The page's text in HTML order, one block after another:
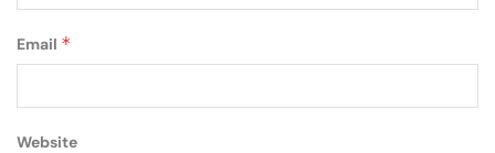
Email *
Website